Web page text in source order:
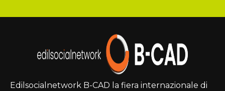
Edilsocialnetwork B-CAD la fiera internazionale di